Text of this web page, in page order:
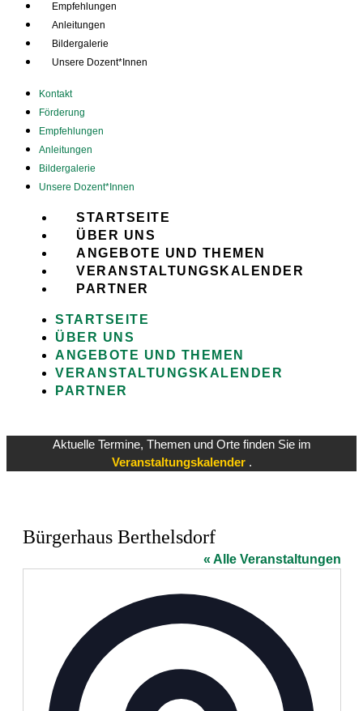
Empfehlungen
Anleitungen
Bildergalerie
Unsere Dozent*Innen
Kontakt
Förderung
Empfehlungen
Anleitungen
Bildergalerie
Unsere Dozent*Innen
STARTSEITE
ÜBER UNS
ANGEBOTE UND THEMEN
VERANSTALTUNGSKALENDER
PARTNER
STARTSEITE
ÜBER UNS
ANGEBOTE UND THEMEN
VERANSTALTUNGSKALENDER
PARTNER
Aktuelle Termine, Themen und Orte finden Sie im
Veranstaltungskalender .
Bürgerhaus Berthelsdorf
« Alle Veranstaltungen